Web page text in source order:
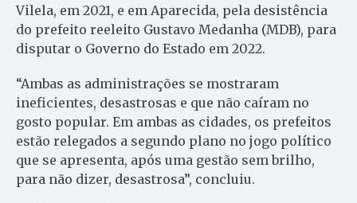
Vilela, em 2021, e em Aparecida, pela desistência
do prefeito reeleito Gustavo Medanha (MDB), para
disputar o Governo do Estado em 2022.
“Ambas as administrações se mostraram
ineficientes, desastrosas e que não caíram no
gosto popular. Em ambas as cidades, os prefeitos
estão relegados a segundo plano no jogo político
que se apresenta, após uma gestão sem brilho,
para não dizer, desastrosa”, concluiu.